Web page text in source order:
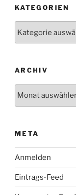
KATEGORIEN
ARCHIV
META
Anmelden
Eintrags-Feed